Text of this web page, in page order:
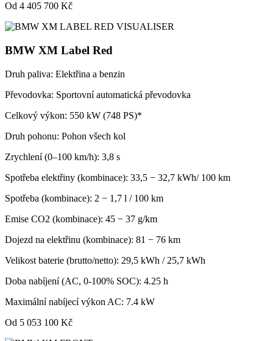
Od 4 405 700 Kč
BMW XM Label Red
Druh paliva: Elektřina a benzin
Převodovka: Sportovní automatická převodovka
Celkový výkon: 550 kW (748 PS)*
Druh pohonu: Pohon všech kol
Zrychlení (0–100 km/h): 3,8 s
Spotřeba elektřiny (kombinace): 33,5 − 32,7 kWh/ 100 km
Spotřeba (kombinace): 2 − 1,7 l / 100 km
Emise CO2 (kombinace): 45 − 37 g/km
Dojezd na elektřinu (kombinace): 81 − 76 km
Velikost baterie (brutto/netto): 29,5 kWh / 25,7 kWh
Doba nabíjení (AC, 0-100% SOC): 4.25 h
Maximální nabíjecí výkon AC: 7.4 kW
Od 5 053 100 Kč